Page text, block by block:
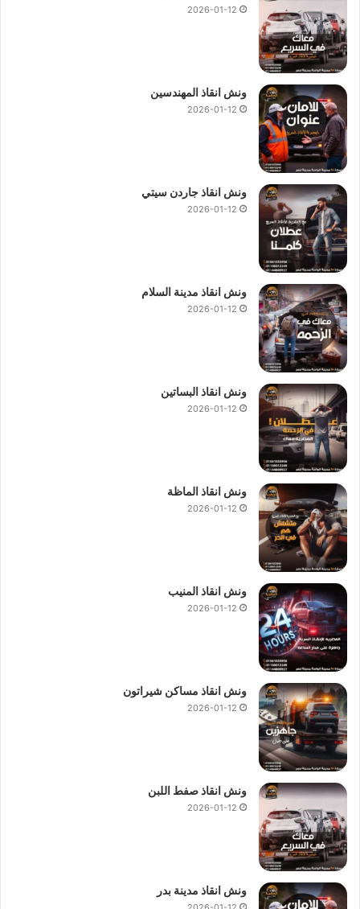
2026-01-12
ونش انقاذ المهندسين
2026-01-12
ونش انقاذ جاردن سيتي
2026-01-12
ونش انقاذ مدينة السلام
2026-01-12
ونش انقاذ البساتين
2026-01-12
ونش انقاذ الماظة
2026-01-12
ونش انقاذ المنيب
2026-01-12
ونش انقاذ مساكن شيراتون
2026-01-12
ونش انقاذ صفط اللبن
2026-01-12
ونش انقاذ مدينة بدر